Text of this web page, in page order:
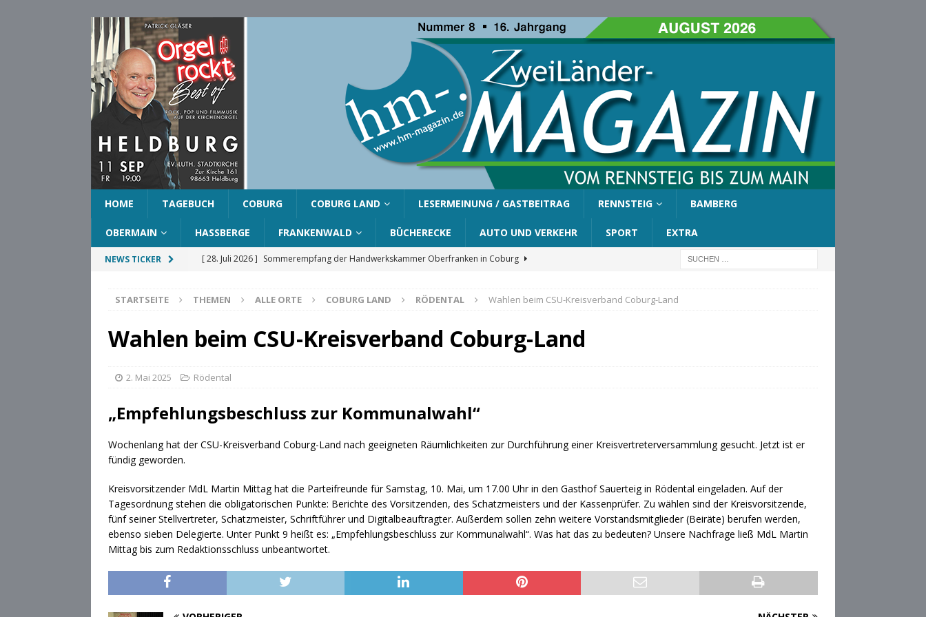
HOME TAGEBUCH COBURG COBURG LAND LESERMEINUNG / GASTBEITRAG RENNSTEIG BAMBERG
OBERMAIN HASSBERGE FRANKENWALD BÜCHERECKE AUTO UND VERKEHR SPORT EXTRA
NEWS TICKER [ 28. Juli 2026 ] Sommerempfang der Handwerkskammer Oberfranken in Coburg
[ 28. Juli 2026 ] Ehrenring der Gemeinde Ahorn für Silvia Finzel
AHORN
[ 28. Juli 2026 ] Die Csárdásfürstin auf der Waldbühne Heldritt
BAD RODACH
TAGEBUCH
[ 28. Juli 2026 ]
STARTSEITE THEMEN ALLE ORTE COBURG LAND RÖDENTAL Wahlen beim CSU-Kreisverband Coburg-Land
Wahlen beim CSU-Kreisverband Coburg-Land
2. Mai 2025 Rödental
„Empfehlungsbeschluss zur Kommunalwahl“
Wochenlang hat der CSU-Kreisverband Coburg-Land nach geeigneten Räumlichkeiten zur Durchführung einer Kreisvertreterversammlung gesucht. Jetzt ist er
fündig geworden.
Kreisvorsitzender MdL Martin Mittag hat die Parteifreunde für Samstag, 10. Mai, um 17.00 Uhr in den Gasthof Sauerteig in Rödental eingeladen. Auf der
Tagesordnung stehen die obligatorischen Punkte: Berichte des Vorsitzenden, des Schatzmeisters und der Kassenprüfer. Zu wählen sind der Kreisvorsitzende,
fünf seiner Stellvertreter, Schatzmeister, Schriftführer und Digitalbeauftragter. Außerdem sollen zehn weitere Vorstandsmitglieder (Beiräte) berufen werden,
ebenso sieben Delegierte. Unter Punkt 9 heißt es: „Empfehlungsbeschluss zur Kommunalwahl“. Was hat das zu bedeuten? Unsere Nachfrage ließ MdL Martin
Mittag bis zum Redaktionsschluss unbeantwortet.